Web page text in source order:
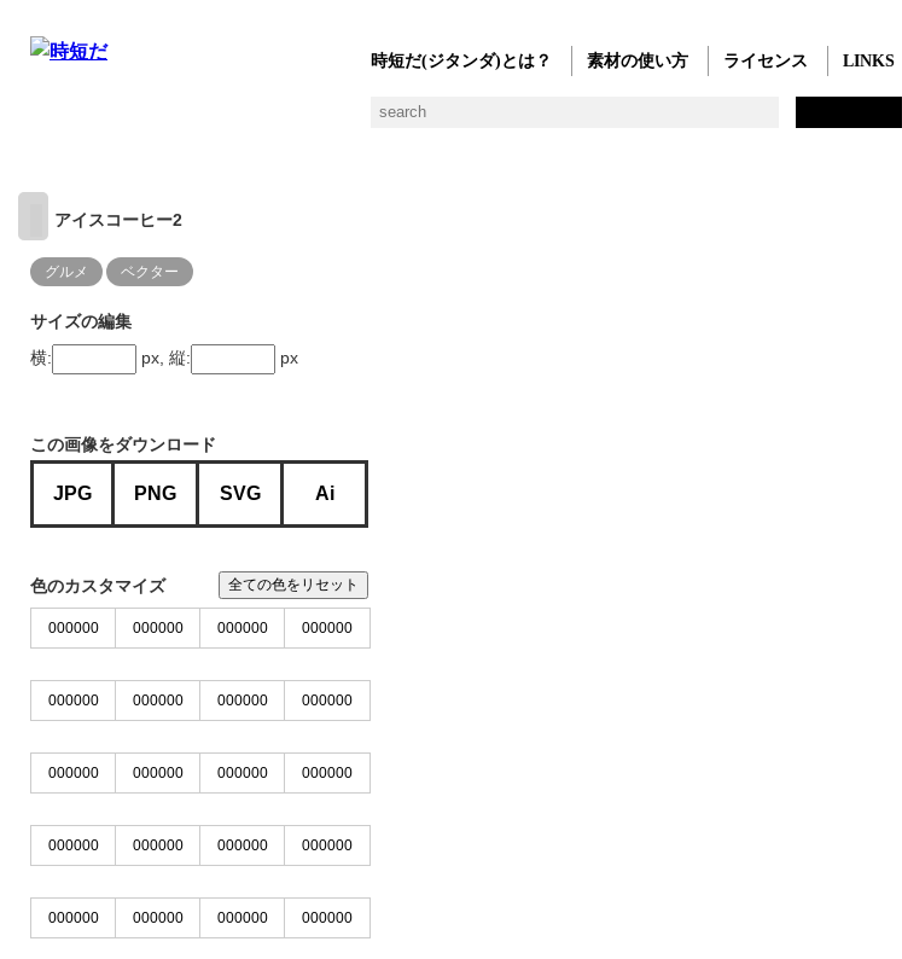
時短だ(ジタンダ)とは？ 素材の使い方 ライセンス LINKS
アイスコーヒー2
グルメ ベクター
サイズの編集
横:
px, 縦: px
この画像をダウンロード
JPG PNG SVG Ai
色のカスタマイズ 全ての色をリセット